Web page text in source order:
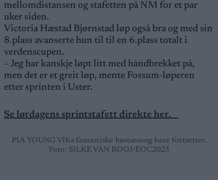
mellomdistansen og stafetten på NM for et par
uker siden.
Victoria Hæstad Bjørnstad løp også bra og med sin
8.plass avanserte hun til til en 6.plass totalt i
verdenscupen.
– Jeg har kanskje løpt litt med håndbrekket på,
men det er et greit løp, mente Fossum-løperen
etter sprinten i Uster.
Se lørdagens sprintstafett direkte her.
PIA YOUNG VIKs fantastiske høstsesong bare fortsetter.
Foto: SILKE VAN ROOJ/EOC2025